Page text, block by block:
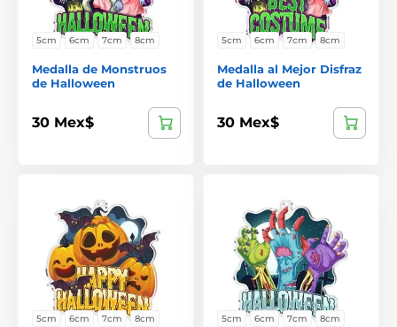
5cm 6cm 7cm 8cm
Medalla de Monstruos
de Halloween
30 Mex$
5cm 6cm 7cm 8cm
Medalla al Mejor Disfraz
de Halloween
30 Mex$
5cm 6cm 7cm 8cm 5cm 6cm 7cm 8cm